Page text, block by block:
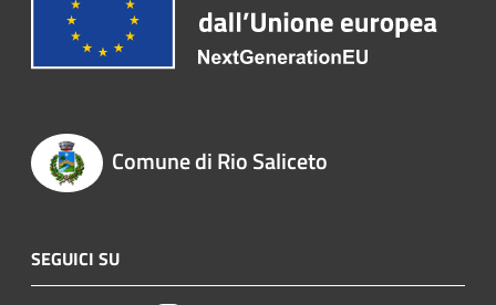
Comune di Rio Saliceto
SEGUICI SU